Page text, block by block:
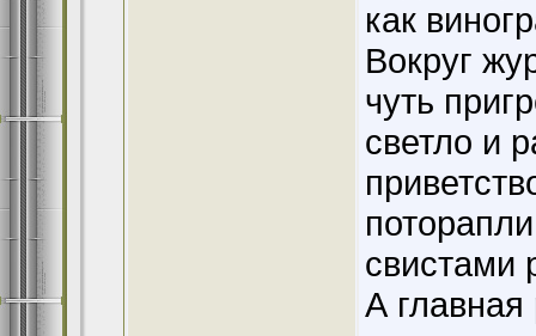
как
Вокруг
чуть
светло и
свистами
А главная